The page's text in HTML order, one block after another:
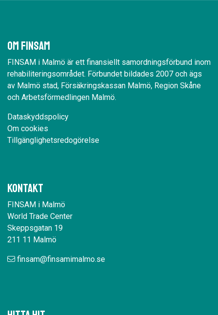
Om Finsam
FINSAM i Malmö är ett finansiellt samordningsförbund inom
rehabiliteringsområdet. Förbundet bildades 2007 och ägs
av Malmö stad, Försäkringskassan Malmö, Region Skåne
och Arbetsförmedlingen Malmö.
Dataskyddspolicy
Om cookies
Tillgänglighetsredogörelse
Kontakt
FINSAM i Malmö
World Trade Center
Skeppsgatan 19
211 11 Malmö
finsam@finsamimalmo.se